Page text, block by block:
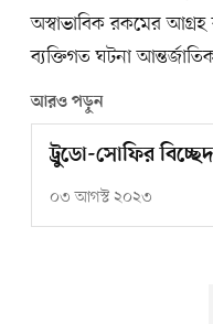
অস্বাভাবিক রকমের
ব্যক্তিগত ঘটনা
আরও পড়ুন
ট্রুডো-সোফির
০৩ আগস্ট ২০২৩